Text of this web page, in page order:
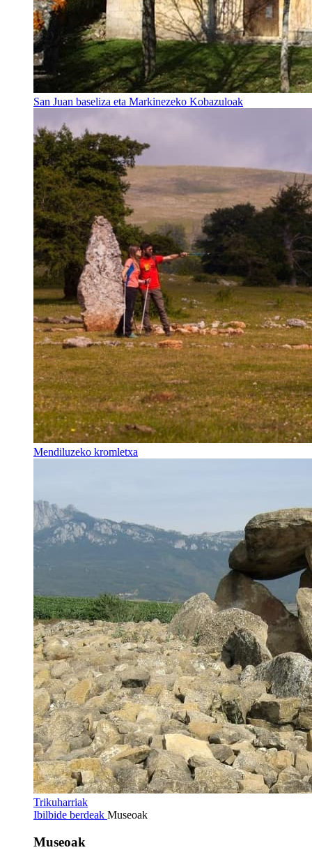
San Juan baseliza eta Markinezeko Kobazuloak
Mendiluzeko kromletxa
Trikuharriak
Ibilbide berdeak Museoak
Museoak